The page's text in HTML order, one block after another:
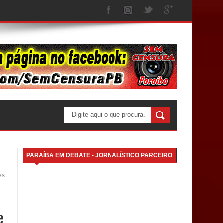
PARAÍBA EM DEBATE - JORNALÍSTICO PARCEIRO